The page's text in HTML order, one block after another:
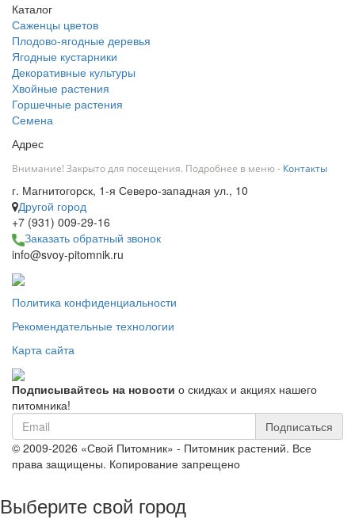
Каталог
Саженцы цветов
Плодово-ягодные деревья
Ягодные кустарники
Декоративные культуры
Хвойные растения
Горшечные растения
Семена
Адрес
Внимание! Закрыто для посещения. Подробнее в меню - Контакты
г. Магнитогорск, 1-я Северо-западная ул., 10
Другой город
+7 (931) 009-29-16
Заказать обратный звонок
info@svoy-pitomnik.ru
Политика конфиденциальности
Рекомендательные технологии
Карта сайта
Подписывайтесь на новости о скидках и акциях нашего
питомника!
Подписаться
© 2009-2026 «Свой Питомник» - Питомник растений. Все
права защищены. Копирование запрещено
Выберите свой город